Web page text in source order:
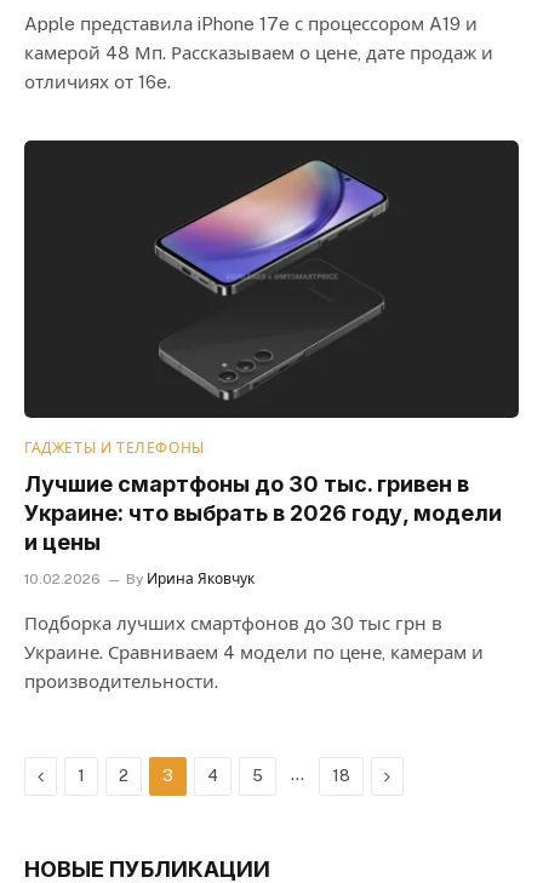
Apple представила iPhone 17e с процессором A19 и
камерой 48 Мп. Рассказываем о цене, дате продаж и
отличиях от 16e.
ГАДЖЕТЫ И ТЕЛЕФОНЫ
Лучшие смартфоны до 30 тыс. гривен в
Украине: что выбрать в 2026 году, модели
и цены
10.02.2026 By Ирина Яковчук
Подборка лучших смартфонов до 30 тыс грн в
Украине. Сравниваем 4 модели по цене, камерам и
производительности.
Previous
1 2 3 4 5 … 18 Next
НОВЫЕ ПУБЛИКАЦИИ